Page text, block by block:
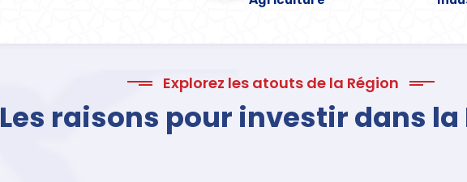
Explorez les atouts de la Région
Les raisons pour investir dans la